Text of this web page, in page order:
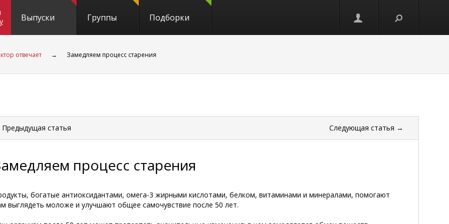
Выпуски Группы Подборки
отвечает → Замедляем процесс старения
статья Следующая статья →
процесс старения
богатые антиоксидантами, омега-3 жирными кислотами, белком, витаминами и минералами, помогают
выглядеть моложе и улучшают общее самочувствие после 50 лет.